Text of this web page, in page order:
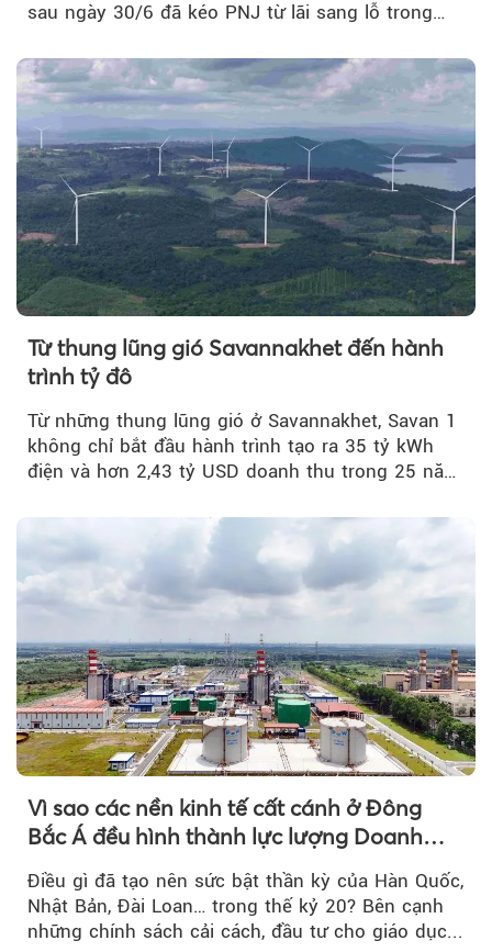
sau ngày 30/6 đã kéo PNJ từ lãi sang lỗ trong
Từ thung lũng gió Savannakhet đến hành
trình tỷ đô
Từ những thung lũng gió ở Savannakhet, Savan 1
không chỉ bắt đầu hành trình tạo ra 35 tỷ kWh
điện và hơn 2,43 tỷ USD doanh thu trong 25 năm
Vì sao các nền kinh tế cất cánh ở Đông
Bắc Á đều hình thành lực lượng Doanh
Điều gì đã tạo nên sức bật thần kỳ của Hàn Quốc,
Nhật Bản, Đài Loan… trong thế kỷ 20? Bên cạnh
những chính sách cải cách, đầu tư cho giáo dục...